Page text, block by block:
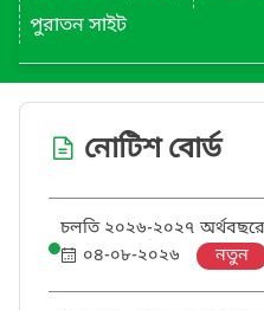
পুরাতন সাইট
নোটিশ বোর্ড
চলতি ২০২৬-২০২৭
ক্রয়ের বাৎসরিক ক্রয়
০৪-০৮-২০২৬ নতুন